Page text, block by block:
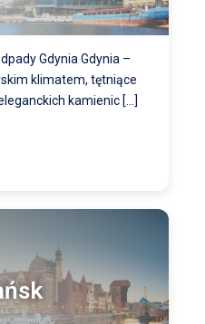
Gdynia Gdynia –
klimatem, tętniące
kamienic […]